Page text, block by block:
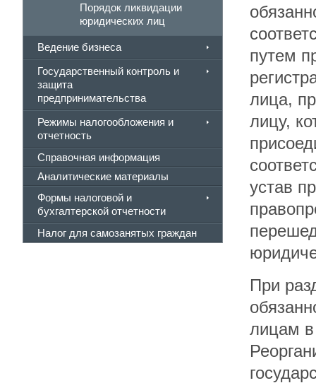
Порядок ликвидации
юридических лиц
Ведение бизнеса
Государственный контроль и
защита
предпринимательства
Режимы налогообложения и
отчетность
Справочная информация
Аналитические материалы
Формы налоговой и
бухгалтерской отчетности
Налог для самозанятых граждан
путем
лица,
лицу,
устав
При
лицам в